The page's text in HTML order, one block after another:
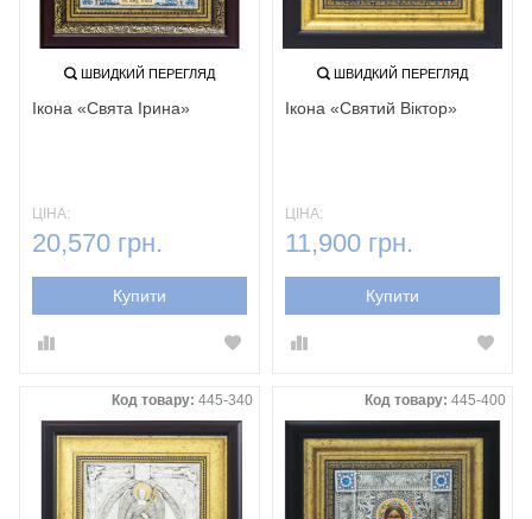
ШВИДКИЙ ПЕРЕГЛЯД
Ікона «Свята Ірина»
ЦІНА:
20,570 грн.
Купити
ШВИДКИЙ ПЕРЕГЛЯД
Ікона «Святий Віктор»
ЦІНА:
11,900 грн.
Купити
Код товару: 445-340 Код товару: 445-400